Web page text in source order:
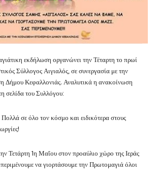
εκδήλωση οργανώνει την Τέταρτη το πρωί
Σύλλογος Αιγιαλός, σε συνεργασία με την
Δήμου Κεφαλλονιάς. Αναλυτικά η ανακοίνωση
σελίδα του Συλλόγου:
σε όλο τον κόσμο και ειδικότερα στους
Τετάρτη 1η Μαΐου στον προαύλιο χώρο της Ιεράς
να γιορτάσουμε την Πρωτομαγιά όλοι